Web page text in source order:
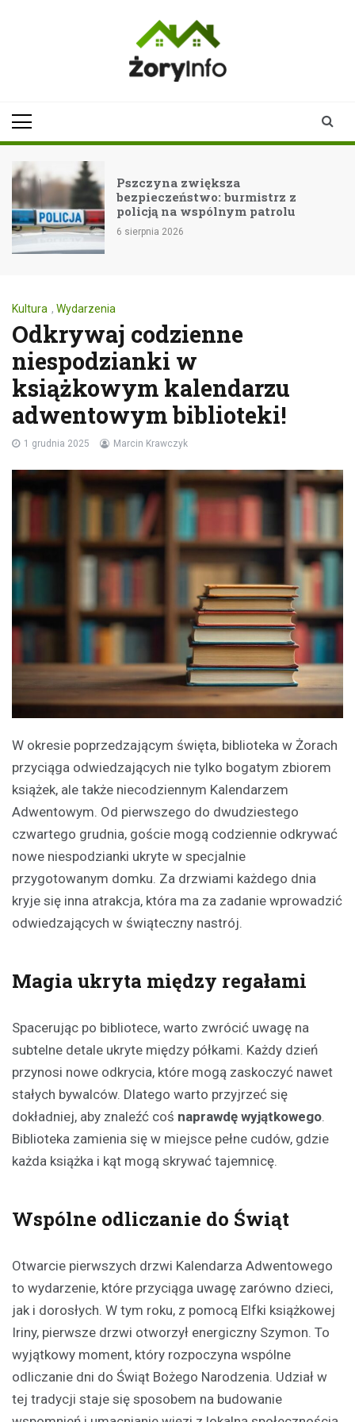
Pszczyna zwiększa
bezpieczeństwo: burmistrz z
policją na wspólnym patrolu
6 sierpnia 2026
Kultura , Wydarzenia
Odkrywaj codzienne
niespodzianki w
książkowym kalendarzu
adwentowym biblioteki!
1 grudnia 2025 Marcin Krawczyk
W okresie poprzedzającym święta, biblioteka w Żorach
przyciąga odwiedzających nie tylko bogatym zbiorem
książek, ale także niecodziennym Kalendarzem
Adwentowym. Od pierwszego do dwudziestego
czwartego grudnia, goście mogą codziennie odkrywać
nowe niespodzianki ukryte w specjalnie
przygotowanym domku. Za drzwiami każdego dnia
kryje się inna atrakcja, która ma za zadanie wprowadzić
odwiedzających w świąteczny nastrój.
Magia ukryta między regałami
Spacerując po bibliotece, warto zwrócić uwagę na
subtelne detale ukryte między półkami. Każdy dzień
przynosi nowe odkrycia, które mogą zaskoczyć nawet
stałych bywalców. Dlatego warto przyjrzeć się
dokładniej, aby znaleźć coś naprawdę wyjątkowego.
Biblioteka zamienia się w miejsce pełne cudów, gdzie
każda książka i kąt mogą skrywać tajemnicę.
Wspólne odliczanie do Świąt
Otwarcie pierwszych drzwi Kalendarza Adwentowego
to wydarzenie, które przyciąga uwagę zarówno dzieci,
jak i dorosłych. W tym roku, z pomocą Elfki książkowej
Iriny, pierwsze drzwi otworzył energiczny Szymon. To
wyjątkowy moment, który rozpoczyna wspólne
odliczanie dni do Świąt Bożego Narodzenia. Udział w
tej tradycji staje się sposobem na budowanie